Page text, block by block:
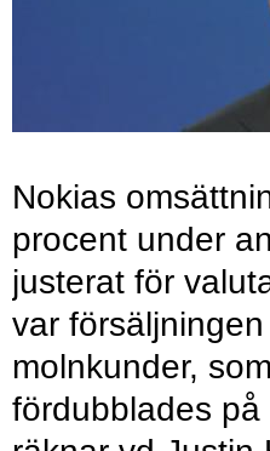
Nokias
procent under
justerat för
var
molnkunder,
fördubblades